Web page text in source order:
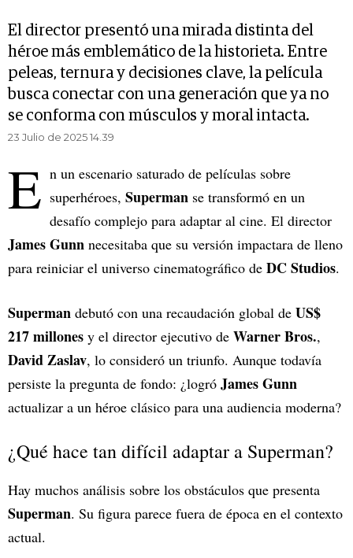
El director presentó una mirada distinta del
héroe más emblemático de la historieta. Entre
peleas, ternura y decisiones clave, la película
busca conectar con una generación que ya no
se conforma con músculos y moral intacta.
23 Julio de 2025 14.39
E n un escenario saturado de películas sobre
superhéroes, Superman se transformó en un
desafío complejo para adaptar al cine. El director
James Gunn necesitaba que su versión impactara de lleno
para reiniciar el universo cinematográfico de DC Studios.
Superman debutó con una recaudación global de US$
217 millones y el director ejecutivo de Warner Bros.,
David Zaslav, lo consideró un triunfo. Aunque todavía
persiste la pregunta de fondo: ¿logró James Gunn
actualizar a un héroe clásico para una audiencia moderna?
¿Qué hace tan difícil adaptar a Superman?
Hay muchos análisis sobre los obstáculos que presenta
Superman. Su figura parece fuera de época en el contexto
actual.